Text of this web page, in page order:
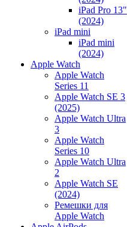
iPad Pro 13"
(2024)
iPad mini
iPad mini
(2024)
Apple Watch
Apple Watch
Series 11
Apple Watch SE 3
(2025)
Apple Watch Ultra
3
Apple Watch
Series 10
Apple Watch Ultra
2
Apple Watch SE
(2024)
Ремешки для
Apple Watch